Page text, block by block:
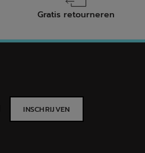
Gratis retourneren
INSCHRIJVEN